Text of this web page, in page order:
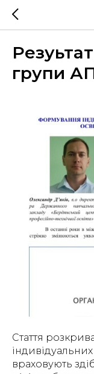
групи
Стаття
індивідуальних
враховують